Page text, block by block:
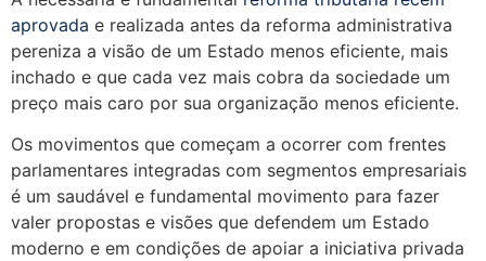
aprovada e realizada antes da reforma administrativa
pereniza a visão de um Estado menos eficiente, mais
inchado e que cada vez mais cobra da sociedade um
preço mais caro por sua organização menos eficiente.
Os movimentos que começam a ocorrer com frentes
parlamentares integradas com segmentos empresariais
é um saudável e fundamental movimento para fazer
valer propostas e visões que defendem um Estado
moderno e em condições de apoiar a iniciativa privada